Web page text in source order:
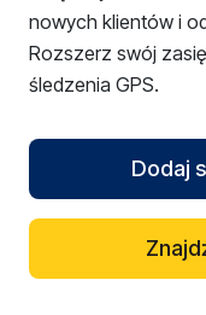
nowych klientów i
Rozszerz swój
śledzenia GPS.
Dodaj